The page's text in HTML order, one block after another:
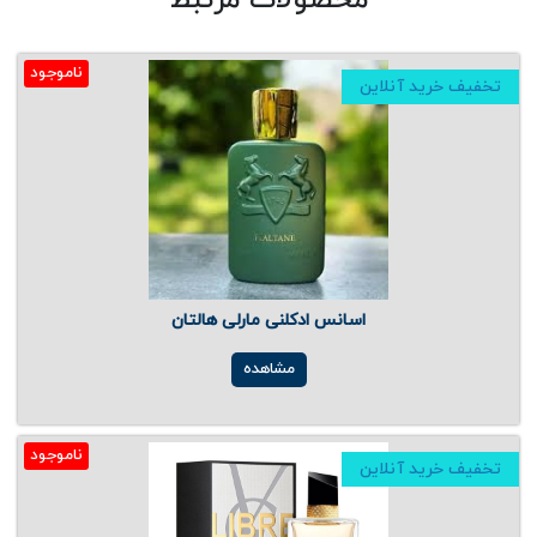
ناموجود
تخفیف خرید آنلاین
اسانس ادکلنی مارلی هالتان
مشاهده
ناموجود
تخفیف خرید آنلاین